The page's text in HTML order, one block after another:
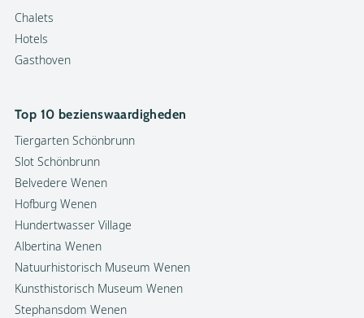
Chalets
Hotels
Gasthoven
Top 10 bezienswaardigheden
Tiergarten Schönbrunn
Slot Schönbrunn
Belvedere Wenen
Hofburg Wenen
Hundertwasser Village
Albertina Wenen
Natuurhistorisch Museum Wenen
Kunsthistorisch Museum Wenen
Stephansdom Wenen